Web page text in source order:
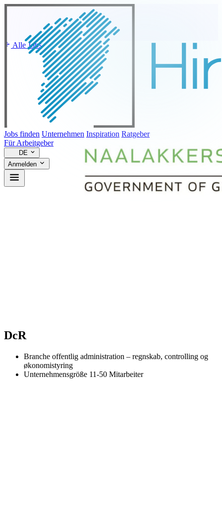
Jobs finden Unternehmen Inspiration Ratgeber
Für Arbeitgeber
DE
Anmelden
Alle Jobs
DcR
Branche offentlig administration – regnskab, controlling og
økonomistyring
Unternehmensgröße 11-50 Mitarbeiter